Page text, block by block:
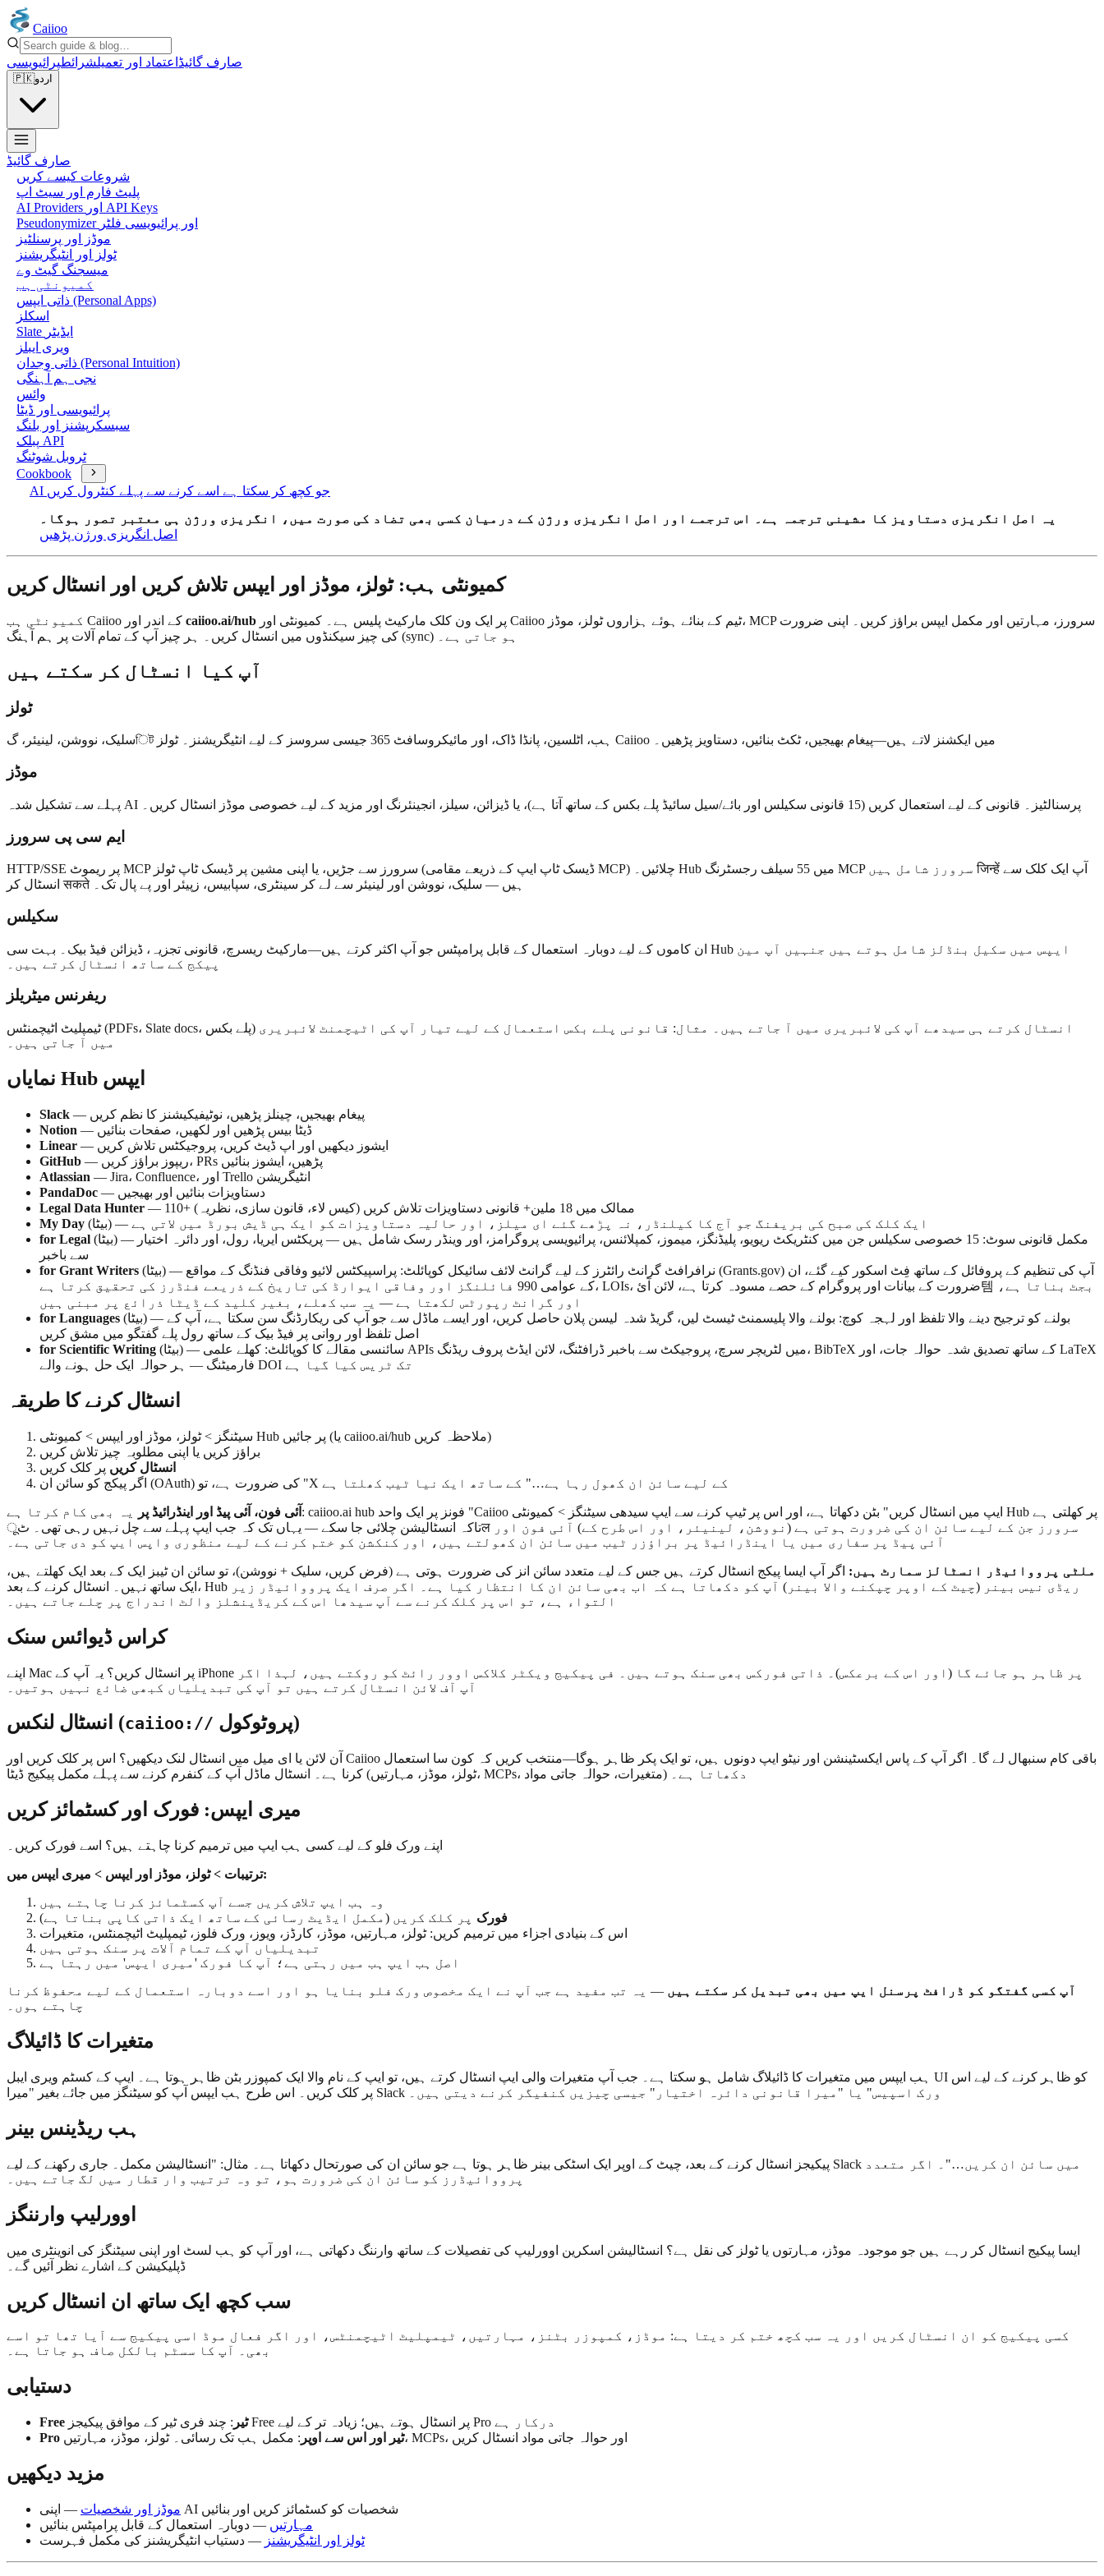
Caiioo
صارف گائیڈ اعتماد اور تعمیلشرائطپرائیویسی
🇵🇰اردو
صارف گائیڈ
شروعات کیسے کریں
پلیٹ فارم اور سیٹ اپ
AI Providers اور API Keys
Pseudonymizer اور پرائیویسی فلٹر
موڈز اور پرسنلٹیز
ٹولز اور انٹیگریشنز
میسجنگ گیٹ وے
کمیونٹی ہب
ذاتی ایپس (Personal Apps)
اسکلز
Slate ایڈیٹر
ویری ایبلز
ذاتی وجدان (Personal Intuition)
نجی ہم آہنگی
وائس
پرائیویسی اور ڈیٹا
سبسکرپشنز اور بلنگ
پبلک API
ٹروبل شوٹنگ
Cookbook
AI جو کچھ کر سکتا ہے اسے کرنے سے پہلے کنٹرول کریں
یہ اصل انگریزی دستاویز کا مشینی ترجمہ ہے۔ اس ترجمے اور اصل انگریزی ورژن کے درمیان کسی بھی تضاد کی صورت میں، انگریزی ورژن ہی معتبر تصور ہوگا۔
اصل انگریزی ورژن پڑھیں
کمیونٹی ہب: ٹولز، موڈز اور ایپس تلاش کریں اور انسٹال کریں
caiioo.ai/hub
کی چیز سیکنڈوں میں انسٹال کریں۔ ہر چیز آپ کے تمام آلات پر ہم آہنگ (sync) ہو جاتی ہے۔
آپ کیا انسٹال کر سکتے ہیں
ٹولز
سلیک، نووشن، لینیئر، گিট ہب، اٹلسین، پانڈا ڈاک، اور مائیکروسافٹ 365 جیسی سروسز کے لیے انٹیگریشنز۔ ٹولز Caiioo میں ایکشنز لاتے ہیں—پیغام بھیجیں، ٹکٹ بنائیں، دستاویز پڑھیں۔
موڈز
پہلے سے تشکیل شدہ AI پرسنالٹیز۔ قانونی کے لیے استعمال کریں (15 قانونی سکیلس اور بائے/سیل سائیڈ پلے بکس کے ساتھ آتا ہے)، یا ڈیزائن، سیلز، انجینئرنگ اور مزید کے لیے خصوصی موڈز انسٹال کریں۔
ایم سی پی سرورز
HTTP/SSE پر ریموٹ MCP سرورز سے جڑیں، یا اپنی مشین پر ڈیسک ٹاپ ٹولز (ڈیسک ٹاپ ایپ کے ذریعے مقامی MCP) چلائیں۔ Hub میں 55 سیلف رجسٹرنگ MCP سرورز شامل ہیں जिन्हें آپ ایک کلک سے
انسٹال کر सकते ہیں — سلیک، نووشن اور لینیئر سے لے کر سینٹری، سپابیس، زپیئر اور پے پال تک۔
سکیلس
ان کاموں کے لیے دوبارہ استعمال کے قابل پرامپٹس جو آپ اکثر کرتے ہیں—مارکیٹ ریسرچ، قانونی تجزیہ، ڈیزائن فیڈ بیک۔ بہت سی Hub ایپس میں سکیل بنڈلز شامل ہوتے ہیں جنہیں آپ مین
پیکج کے ساتھ انسٹال کرتے ہیں۔
ریفرنس میٹریلز
ٹیمپلیٹ اٹیچمنٹس (PDFs، Slate docs، پلے بکس) انسٹال کرتے ہی سیدھے آپ کی لائبریری میں آ جاتے ہیں۔ مثال: قانونی پلے بکس استعمال کے لیے تیار آپ کی اٹیچمنٹ لائبریری
میں آ جاتی ہیں۔
نمایاں Hub ایپس
Slack
— پیغام بھیجیں، چینلز پڑھیں، نوٹیفیکیشنز کا نظم کریں
Notion
— ڈیٹا بیس پڑھیں اور لکھیں، صفحات بنائیں
Linear
— ایشوز دیکھیں اور اپ ڈیٹ کریں، پروجیکٹس تلاش کریں
GitHub
— ریپوز براؤز کریں، PRs پڑھیں، ایشوز بنائیں
Atlassian
— Jira، Confluence، اور Trello انٹیگریشن
PandaDoc
— دستاویزات بنائیں اور بھیجیں
Legal Data Hunter
— 110+ ممالک میں 18 ملین+ قانونی دستاویزات تلاش کریں (کیس لاء، قانون سازی، نظریہ)
My Day
(بیٹا) — ایک کلک کی صبح کی بریفنگ جو آج کا کیلنڈر، نہ پڑھے گئے ای میلز، اور حالیہ دستاویزات کو ایک ہی ڈیش بورڈ میں لاتی ہے
for Legal (بیٹا) — مکمل قانونی سوٹ: 15 خصوصی سکیلس جن میں کنٹریکٹ ریویو، پلیڈنگز، میموز، کمپلائنس، پرائیویسی پروگرامز، اور وینڈر رسک شامل ہیں — پریکٹس ایریا، رول، اور دائرہ اختیار
سے باخبر
for Grant Writers (بیٹا) — نرافرافٹ گرانٹ رائٹرز کے لیے گرانٹ لائف سائیکل کوپائلٹ: پراسپیکٹس لائیو وفاقی فنڈنگ کے مواقع (Grants.gov) آپ کی تنظیم کے پروفائل کے ساتھ فِٹ اسکور کیے گئے، ان
کے عوامی 990 فائلنگز اور وفاقی ایوارڈ کی تاریخ کے ذریعے فنڈرز کی تحقیق کرتا ہے، LOIs، ضرورت کے بیانات اور پروگرام کے حصے مسودہ کرتا ہے، لائن آئ템 بجٹ بناتا ہے،
اور گرانٹ رپورٹس لکھتا ہے — یہ سب کھلے، بغیر کلید کے ڈیٹا ذرائع پر مبنی ہیں
for Languages (بیٹا) — بولنے کو ترجیح دینے والا تلفظ اور لہجہ کوچ: بولنے والا پلیسمنٹ ٹیسٹ لیں، گریڈ شدہ لیسن پلان حاصل کریں، اور ایسے ماڈل سے جو آپ کی ریکارڈنگ سن سکتا ہے، آپ کے
اصل تلفظ اور روانی پر فیڈ بیک کے ساتھ رول پلے گفتگو میں مشق کریں
for Scientific Writing (بیٹا) — سائنسی مقالے کا کوپائلٹ: کھلے علمی APIs میں لٹریچر سرچ، پروجیکٹ سے باخبر ڈرافٹنگ، لائن ایڈٹ پروف ریڈنگ، BibTeX کے ساتھ تصدیق شدہ حوالہ جات، اور LaTeX
فارمیٹنگ — ہر حوالہ ایک حل ہونے والے DOI تک ٹریس کیا گیا ہے
انسٹال کرنے کا طریقہ
سیٹنگز > ٹولز، موڈز اور ایپس > کمیونٹی Hub پر جائیں (یا caiioo.ai/hub ملاحظہ کریں)
براؤز کریں یا اپنی مطلوبہ چیز تلاش کریں
انسٹال کریں پر کلک کریں
اگر پیکج کو سائن ان (OAuth) کی ضرورت ہے، تو "X کے لیے سائن ان کھول رہا ہے…" کے ساتھ ایک نیا ٹیب کھلتا ہے
آئی فون، آئی پیڈ اور اینڈرائیڈ پر
یہ بھی کام کرتا ہے: caiioo.ai hub فونز پر ایک واحد "Caiioo ایپ میں انسٹال کریں" بٹن دکھاتا ہے، اور اس پر ٹیپ کرنے سے ایپ سیدھی سیٹنگز > کمیونٹی Hub پر کھلتی ہے
تاکہ انسٹالیشن چلائی جا سکے — یہاں تک کہ جب ایپ پہلے سے چل نہیں رہی تھی۔ ٹूल سرورز جن کے لیے سائن ان کی ضرورت ہوتی ہے (نووشن، لینیئر، اور اس طرح کے) آئی فون اور
آئی پیڈ پر سفاری میں یا اینڈرائیڈ پر براؤزر ٹیب میں سائن ان کھولتے ہیں، اور کنکشن کو ختم کرنے کے لیے منظوری واپس ایپ کو دی جاتی ہے۔
ملٹی پرووائیڈر انسٹالز سمارٹ ہیں: اگر آپ ایسا پیکج انسٹال کرتے ہیں جس کے لیے متعدد سائن انز کی ضرورت ہوتی ہے (فرض کریں، سلیک + نووشن)، تو سائن ان ٹیبز ایک کے بعد ایک کھلتے ہیں،
ایک ساتھ نہیں۔ انسٹال کرنے کے بعد، Hub ریڈی نیس بینر (چیٹ کے اوپر چپکنے والا بینر) آپ کو دکھاتا ہے کہ اب بھی سائن ان کا انتظار کیا ہے۔ اگر صرف ایک پرووائیڈر زیر
التواء ہے، تو اس پر کلک کرنے سے آپ سیدھا اس کے کریڈینشلز والٹ اندراج پر چلے جاتے ہیں۔
کراس ڈیوائس سنک
اپنے Mac پر انسٹال کریں؟ یہ آپ کے iPhone پر ظاہر ہو جائے گا (اور اس کے برعکس)۔ ذاتی فورکس بھی سنک ہوتے ہیں۔ فی پیکیج ویکٹر کلاکس اوور رائٹ کو روکتے ہیں، لہذا اگر
آپ آف لائن انسٹال کرتے ہیں تو آپ کی تبدیلیاں کبھی ضائع نہیں ہوتیں۔
انسٹال لنکس (caiioo:// پروٹوکول)
آن لائن یا ای میل میں انسٹال لنک دیکھیں؟ اس پر کلک کریں اور Caiioo باقی کام سنبھال لے گا۔ اگر آپ کے پاس ایکسٹینشن اور نیٹو ایپ دونوں ہیں، تو ایک پکر ظاہر ہوگا—منتخب کریں کہ کون سا استعمال
کرنا ہے۔ انسٹال ماڈل آپ کے کنفرم کرنے سے پہلے مکمل پیکیج ڈیٹا (ٹولز، موڈز، مہارتیں، MCPs، متغیرات، حوالہ جاتی مواد) دکھاتا ہے۔
میری ایپس: فورک اور کسٹمائز کریں
اپنے ورک فلو کے لیے کسی ہب ایپ میں ترمیم کرنا چاہتے ہیں؟ اسے فورک کریں۔
ترتیبات > ٹولز، موڈز اور ایپس > میری ایپس میں:
وہ ہب ایپ تلاش کریں جسے آپ کسٹمائز کرنا چاہتے ہیں
فورک پر کلک کریں (مکمل ایڈیٹ رسائی کے ساتھ ایک ذاتی کاپی بناتا ہے)
اس کے بنیادی اجزاء میں ترمیم کریں: ٹولز، مہارتیں، موڈز، کارڈز، ویوز، ورک فلوز، ٹیمپلیٹ اٹیچمنٹس، متغیرات
تبدیلیاں آپ کے تمام آلات پر سنک ہوتی ہیں
اصل ہب ایپ ہب میں رہتی ہے؛ آپ کا فورک 'میری ایپس' میں رہتا ہے
آپ کسی گفتگو کو ڈرافٹ پرسنل ایپ میں بھی تبدیل کر سکتے ہیں — یہ تب مفید ہے جب آپ نے ایک مخصوص ورک فلو بنایا ہو اور اسے دوبارہ استعمال کے لیے محفوظ کرنا
چاہتے ہوں۔
متغیرات کا ڈائیلاگ
ہب ایپس میں متغیرات کا ڈائیلاگ شامل ہو سکتا ہے۔ جب آپ متغیرات والی ایپ انسٹال کرتے ہیں، تو ایپ کے نام والا ایک کمپوزر بٹن ظاہر ہوتا ہے۔ ایپ کے کسٹم ویری ایبل UI کو ظاہر کرنے کے لیے اس
پر کلک کریں۔ اس طرح ہب ایپس آپ کو سیٹنگز میں جائے بغیر "میرا Slack ورک اسپیس" یا "میرا قانونی دائرہ اختیار" جیسی چیزیں کنفیگر کرنے دیتی ہیں۔
ہب ریڈینس بینر
پیکیجز انسٹال کرنے کے بعد، چیٹ کے اوپر ایک اسٹکی بینر ظاہر ہوتا ہے جو سائن ان کی صورتحال دکھاتا ہے۔ مثال: "انسٹالیشن مکمل۔ جاری رکھنے کے لیے Slack میں سائن ان کریں…"۔ اگر متعدد
پرووائیڈرز کو سائن ان کی ضرورت ہو، تو وہ ترتیب وار قطار میں لگ جاتے ہیں۔
اوورلیپ وارننگز
ایسا پیکیج انسٹال کر رہے ہیں جو موجودہ موڈز، مہارتوں یا ٹولز کی نقل ہے؟ انسٹالیشن اسکرین اوورلیپ کی تفصیلات کے ساتھ وارننگ دکھاتی ہے، اور آپ کو ہب لسٹ اور اپنی سیٹنگز کی انوینٹری میں
ڈپلیکیشن کے اشارے نظر آئیں گے۔
سب کچھ ایک ساتھ ان انسٹال کریں
کسی پیکیج کو ان انسٹال کریں اور یہ سب کچھ ختم کر دیتا ہے: موڈز، کمپوزر بٹنز، مہارتیں، ٹیمپلیٹ اٹیچمنٹس، اور اگر فعال موڈ اسی پیکیج سے آیا تھا تو اسے
بھی۔ آپ کا سسٹم بالکل صاف ہو جاتا ہے۔
دستیابی
Free ٹیر
: چند فری ٹیر کے موافق پیکیجز Free پر انسٹال ہوتے ہیں؛ زیادہ تر کے لیے Pro درکار ہے
Pro ٹیر اور اس سے اوپر
: مکمل ہب تک رسائی۔ ٹولز، موڈز، مہارتیں، MCPs، اور حوالہ جاتی مواد انسٹال کریں
مزید دیکھیں
موڈز اور شخصیات
— اپنی AI شخصیات کو کسٹمائز کریں اور بنائیں
مہارتیں — دوبارہ استعمال کے قابل پرامپٹس بنائیں
ٹولز اور انٹیگریشنز — دستیاب انٹیگریشنز کی مکمل فہرست